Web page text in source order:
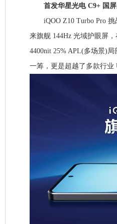
首发华星光电 C9+ 国屏
iQOO Z10 Turbo Pro 挑
来旗舰 144Hz 光域护眼屏
4400nit 25% APL(多场景)
一筹，更是超越了多款行业